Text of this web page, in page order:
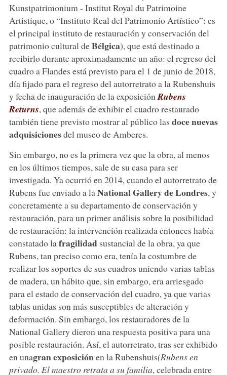
Kunstpatrimonium - Institut Royal du Patrimoine
Artistique, o “Instituto Real del Patrimonio Artístico”: es
el principal instituto de restauración y conservación del
patrimonio cultural deBélgica), que está destinado a
recibirlo durante aproximadamente un año: el regreso del
cuadro a Flandes está previsto para el 1 de junio de 2018,
día fijado para el regreso del autorretrato a la Rubenshuis
y fecha de inauguración de la exposición Rubens
Returns, que además de exhibir el cuadro restaurado
también tiene previsto mostrar al público las doce nuevas
adquisicionesdel museo de Amberes.
Sin embargo, no es la primera vez que la obra, al menos
en los últimos tiempos, sale de su casa para ser
investigada. Ya ocurrió en 2014, cuando el autorretrato de
Rubens fue enviado a la National Gallery de Londres, y
concretamente a su departamento de conservación y
restauración, para un primer análisis sobre la posibilidad
de restauración: la intervención realizada entonces había
constatado la fragilidad sustancial de la obra, ya que
Rubens, tan preciso como era, tenía la costumbre de
realizar los soportes de sus cuadros uniendo varias tablas
de madera, un hábito que, sin embargo, era arriesgado
para el estado de conservación del cuadro, ya que varias
tablas unidas son más susceptibles de alteración y
deformación. Sin embargo, los restauradores de la
National Gallery dieron una respuesta positiva para una
posible restauración. Así, el autorretrato, tras ser exhibido
en unagran exposiciónen la Rubenshuis(Rubens en
privado. El maestro retrata a su familia, celebrada entre